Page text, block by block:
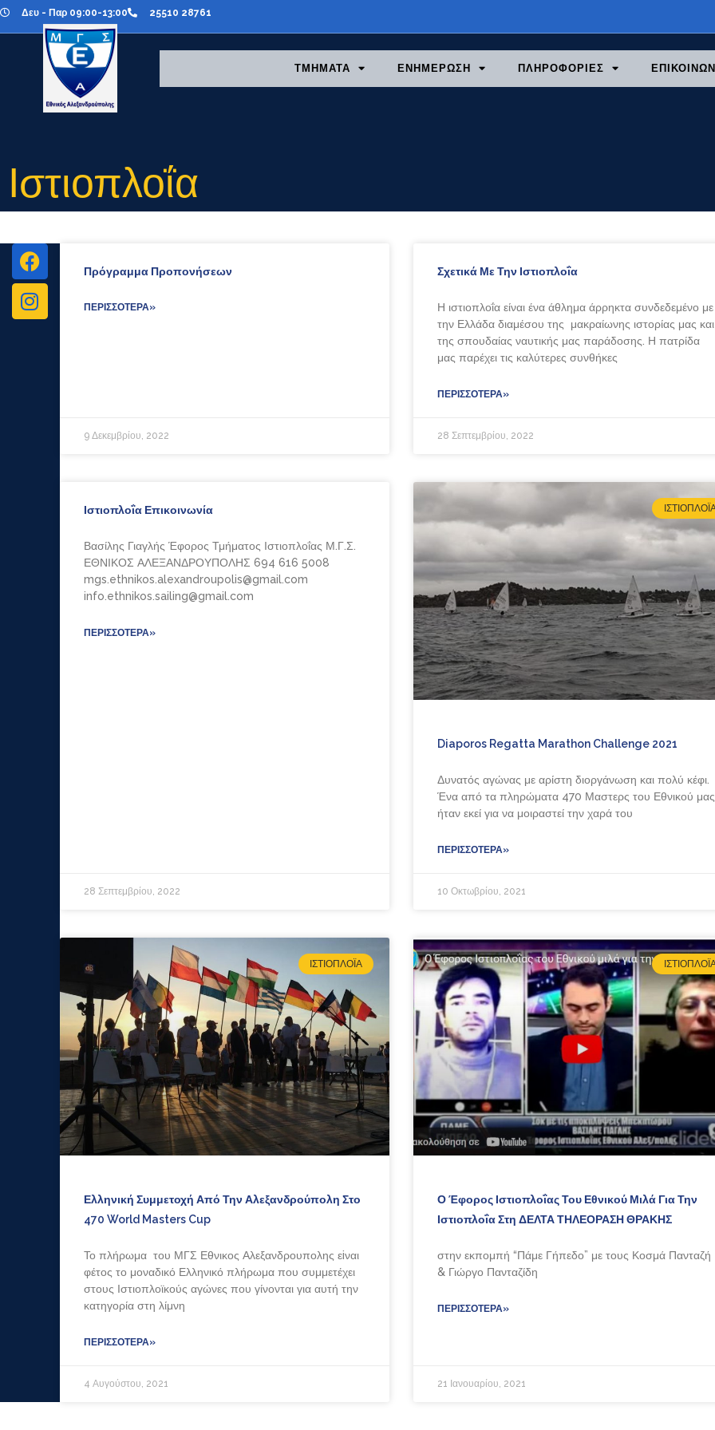
Δευ - Παρ 09:00-13:00 25510 28761
ΤΜΗΜΑΤΑ ΕΝΗΜΕΡΩΣΗ ΠΛΗΡΟΦΟΡΙΕΣ
Ιστιοπλοΐα
Πρόγραμμα Προπονήσεων
ΠΕΡΙΣΣΌΤΕΡΑ»
9 Δεκεμβρίου, 2022
Σχετικά Με Την Ιστιοπλοΐα
Η ιστιοπλοΐα είναι ένα άθλημα άρρηκτα συνδεδεμένο με
την Ελλάδα διαμέσου της μακραίωνης ιστορίας μας και
της σπουδαίας ναυτικής μας παράδοσης. Η πατρίδα
μας παρέχει τις καλύτερες συνθήκες
ΠΕΡΙΣΣΌΤΕΡΑ»
28 Σεπτεμβρίου, 2022
Ιστιοπλοΐα Επικοινωνία
Βασίλης Γιαγλής Έφορος Τμήματος Ιστιοπλοΐας Μ.Γ.Σ.
ΕΘΝΙΚΟΣ ΑΛΕΞΑΝΔΡΟΥΠΟΛΗΣ 694 616 5008
mgs.ethnikos.alexandroupolis@gmail.com
info.ethnikos.sailing@gmail.com
ΠΕΡΙΣΣΌΤΕΡΑ»
28 Σεπτεμβρίου, 2022
Diaporos Regatta Marathon Challenge 2021
Δυνατός αγώνας με αρίστη διοργάνωση και πολύ κέφι.
Ένα από τα πληρώματα 470 Μαστερς του Εθνικού
ήταν εκεί για να μοιραστεί την χαρά του
ΠΕΡΙΣΣΌΤΕΡΑ»
10 Οκτωβρίου, 2021
ΙΣΤΙΟΠΛΟΪ́Α
Ελληνική Συμμετοχή Από Την Αλεξανδρούπολη Στο
470 World Masters Cup
Το πλήρωμα του ΜΓΣ Εθνικος Αλεξανδρουπολης εiναι
φέτος το μοναδικό Ελληνικό πλήρωμα που συμμετέχει
στους Ιστιοπλοϊκούς αγώνες που γίνονται για αυτή την
κατηγορία στη λίμνη
ΠΕΡΙΣΣΌΤΕΡΑ»
4 Αυγούστου, 2021
Ο Έφορος Ιστιοπλοΐας Του Εθνικού Μιλά Για Την
Ιστιοπλοΐα Στη ΔΕΛΤΑ ΤΗΛΕΟΡΑΣΗ ΘΡΑΚΗΣ
στην εκπομπή “Πάμε Γήπεδο” με τους Κοσμά Πανταζή
& Γιώργο Πανταζίδη
ΠΕΡΙΣΣΌΤΕΡΑ»
21 Ιανουαρίου, 2021